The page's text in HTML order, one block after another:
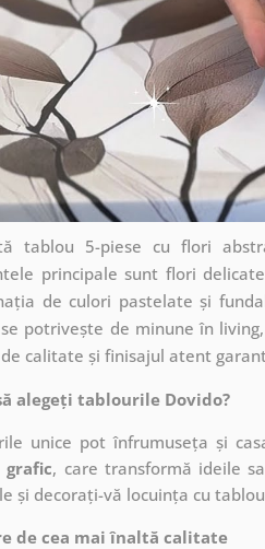
tablou 5-piese cu flori
principale sunt flori
de culori pastelate și
potrivește de minune în
calitate și finisajul atent
alegeți tablourile Dovido?
unice pot înfrumuseța și
grafic, care transformă ideile
și decorați-vă locuința cu
de cea mai înaltă calitate